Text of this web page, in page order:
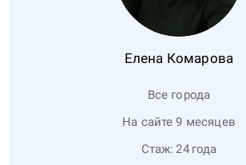
Елена Комарова
Все города
На сайте 9 месяцев
Стаж: 24 года